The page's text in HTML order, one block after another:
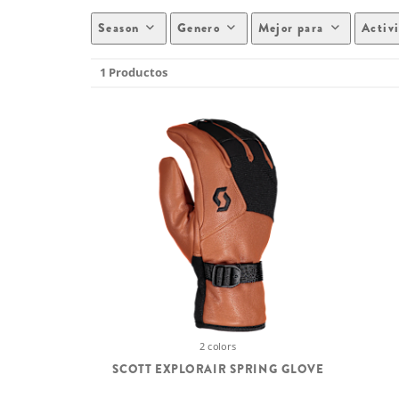
Season Genero Mejor para
1 Productos
2 colors
SCOTT EXPLORAIR SPRING GLOVE